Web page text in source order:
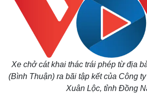
Xe chở cát khai thác trái phép từ địa
(Bình Thuận) ra bãi tập kết của Công
Xuân Lộc, tỉnh Đồng